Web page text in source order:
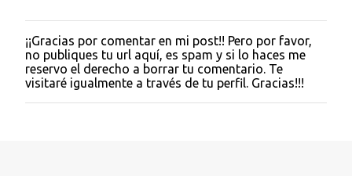
P
u
b
l
i
¡¡Gracias por comentar en mi post!! Pero por favor,
no publiques tu url aquí, es spam y si lo haces me
reservo el derecho a borrar tu comentario. Te
visitaré igualmente a través de tu perfil. Gracias!!!